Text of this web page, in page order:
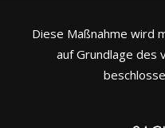
Diese Maßnahme wird
auf Grundlage des